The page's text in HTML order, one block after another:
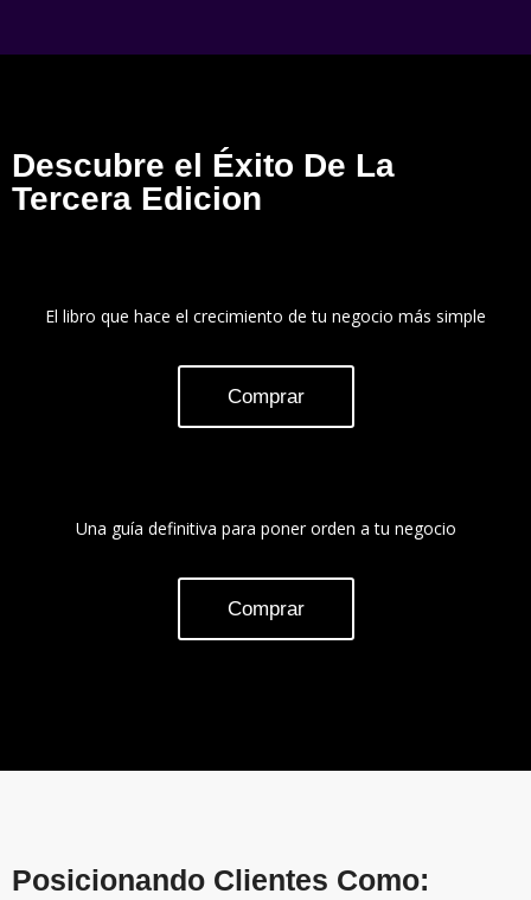
Descubre el Éxito De La
Tercera Edicion
El libro que hace el crecimiento de tu negocio más simple
Comprar
Una guía definitiva para poner orden a tu negocio
Comprar
Posicionando Clientes Como: